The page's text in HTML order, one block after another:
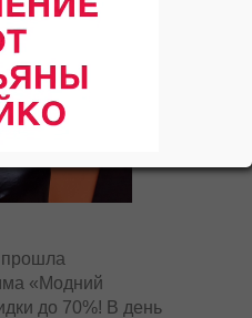
«Модний
до 70%! В день